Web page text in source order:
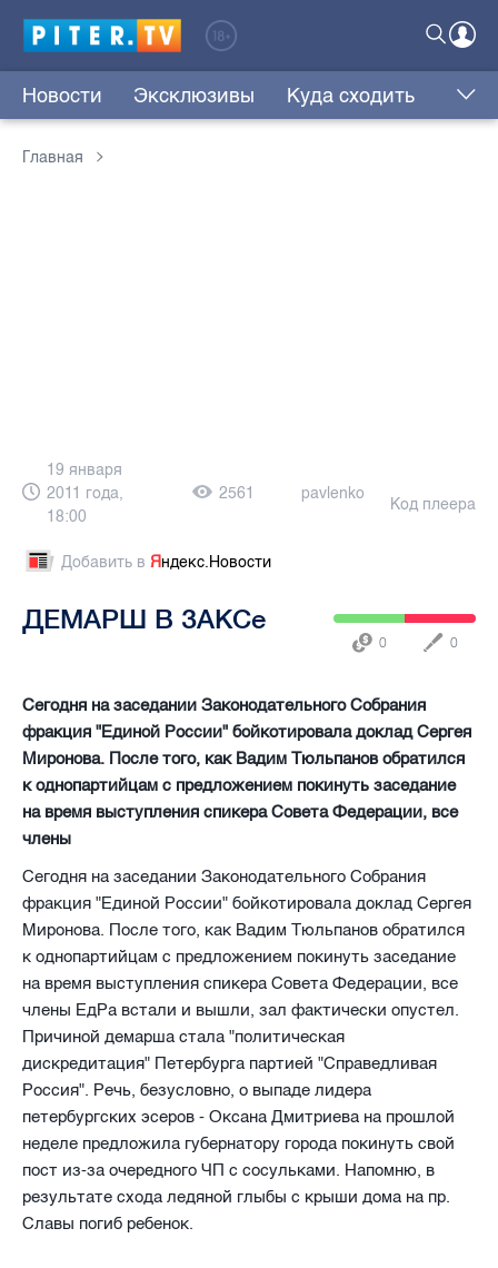
Новости Эксклюзивы Куда сходить
Главная
19 января
2011 года,
18:00
2561 pavlenko
Код плеера
Добавить в Яндекс.Новости
ДЕМАРШ В ЗАКСе
0 0
Сегодня на заседании Законодательного Собрания
фракция "Единой России" бойкотировала доклад Сергея
Миронова. После того, как Вадим Тюльпанов обратился
к однопартийцам c предложением покинуть заседание
на время выступления спикера Совета Федерации, все
члены
Сегодня на заседании Законодательного Собрания
фракция "Единой России" бойкотировала доклад Сергея
Миронова. После того, как Вадим Тюльпанов обратился
к однопартийцам c предложением покинуть заседание
на время выступления спикера Совета Федерации, все
члены ЕдРа встали и вышли, зал фактически опустел.
Причиной демарша стала "политическая
дискредитация" Петербурга партией "Справедливая
Россия". Речь, безусловно, о выпаде лидера
петербургских эсеров - Оксана Дмитриева на прошлой
неделе предложила губернатору города покинуть свой
пост из-за очередного ЧП с сосульками. Напомню, в
результате схода ледяной глыбы с крыши дома на пр.
Славы погиб ребенок.